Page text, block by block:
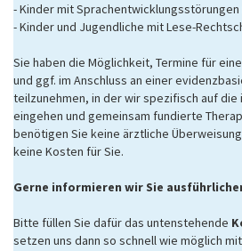
- Kinder mit Sprachentwicklungsstörungen
- Kinder und Jugendliche mit Lese-
Sie haben die Möglichkeit, Termine für
und ggf. im Anschluss an einer
teilzunehmen, in der wir spezifisch auf
eingehen und gemeinsam fundierte
benötigen Sie keine ärztliche
keine Kosten für Sie.
Gerne informieren wir Sie
Bitte füllen Sie dafür das untenstehende
setzen uns dann so schnell wie möglich